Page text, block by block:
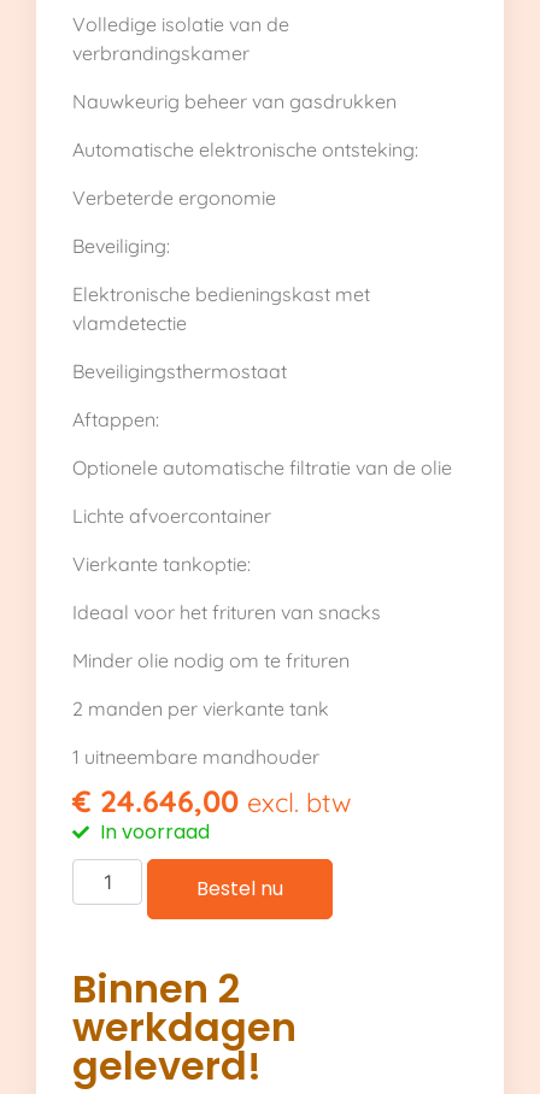
Volledige isolatie van de
verbrandingskamer
Nauwkeurig beheer van gasdrukken
Automatische elektronische ontsteking:
Verbeterde ergonomie
Beveiliging:
Elektronische bedieningskast met
vlamdetectie
Beveiligingsthermostaat
Aftappen:
Optionele automatische filtratie van de olie
Lichte afvoercontainer
Vierkante tankoptie:
Ideaal voor het frituren van snacks
Minder olie nodig om te frituren
2 manden per vierkante tank
1 uitneembare mandhouder
€ 24.646,00 excl. btw
In voorraad
Bestel nu
Binnen 2
werkdagen
geleverd!